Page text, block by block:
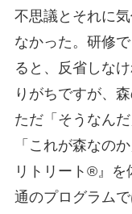
不思議とそれに
なかった。研修
ると、反省しな
りがちですが、
ただ「そうなん
「これが森なの
リトリート®』
通のプログラム